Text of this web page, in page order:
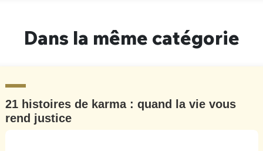
Dans la même catégorie
21 histoires de karma : quand la vie vous
rend justice